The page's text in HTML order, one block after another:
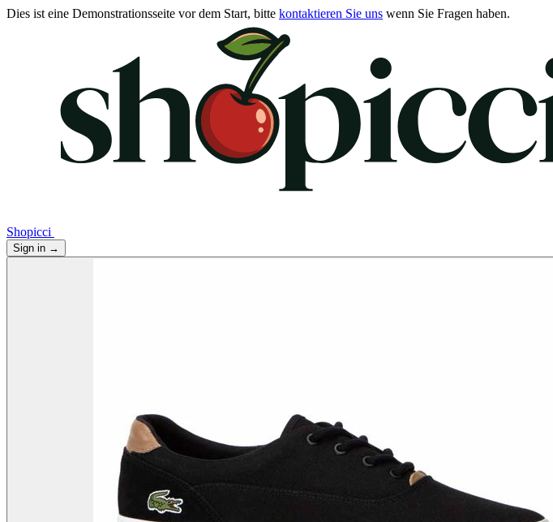
Dies ist eine Demonstrationsseite vor dem Start, bitte kontaktieren Sie uns wenn Sie Fragen haben.
Shopicci
Sign in →